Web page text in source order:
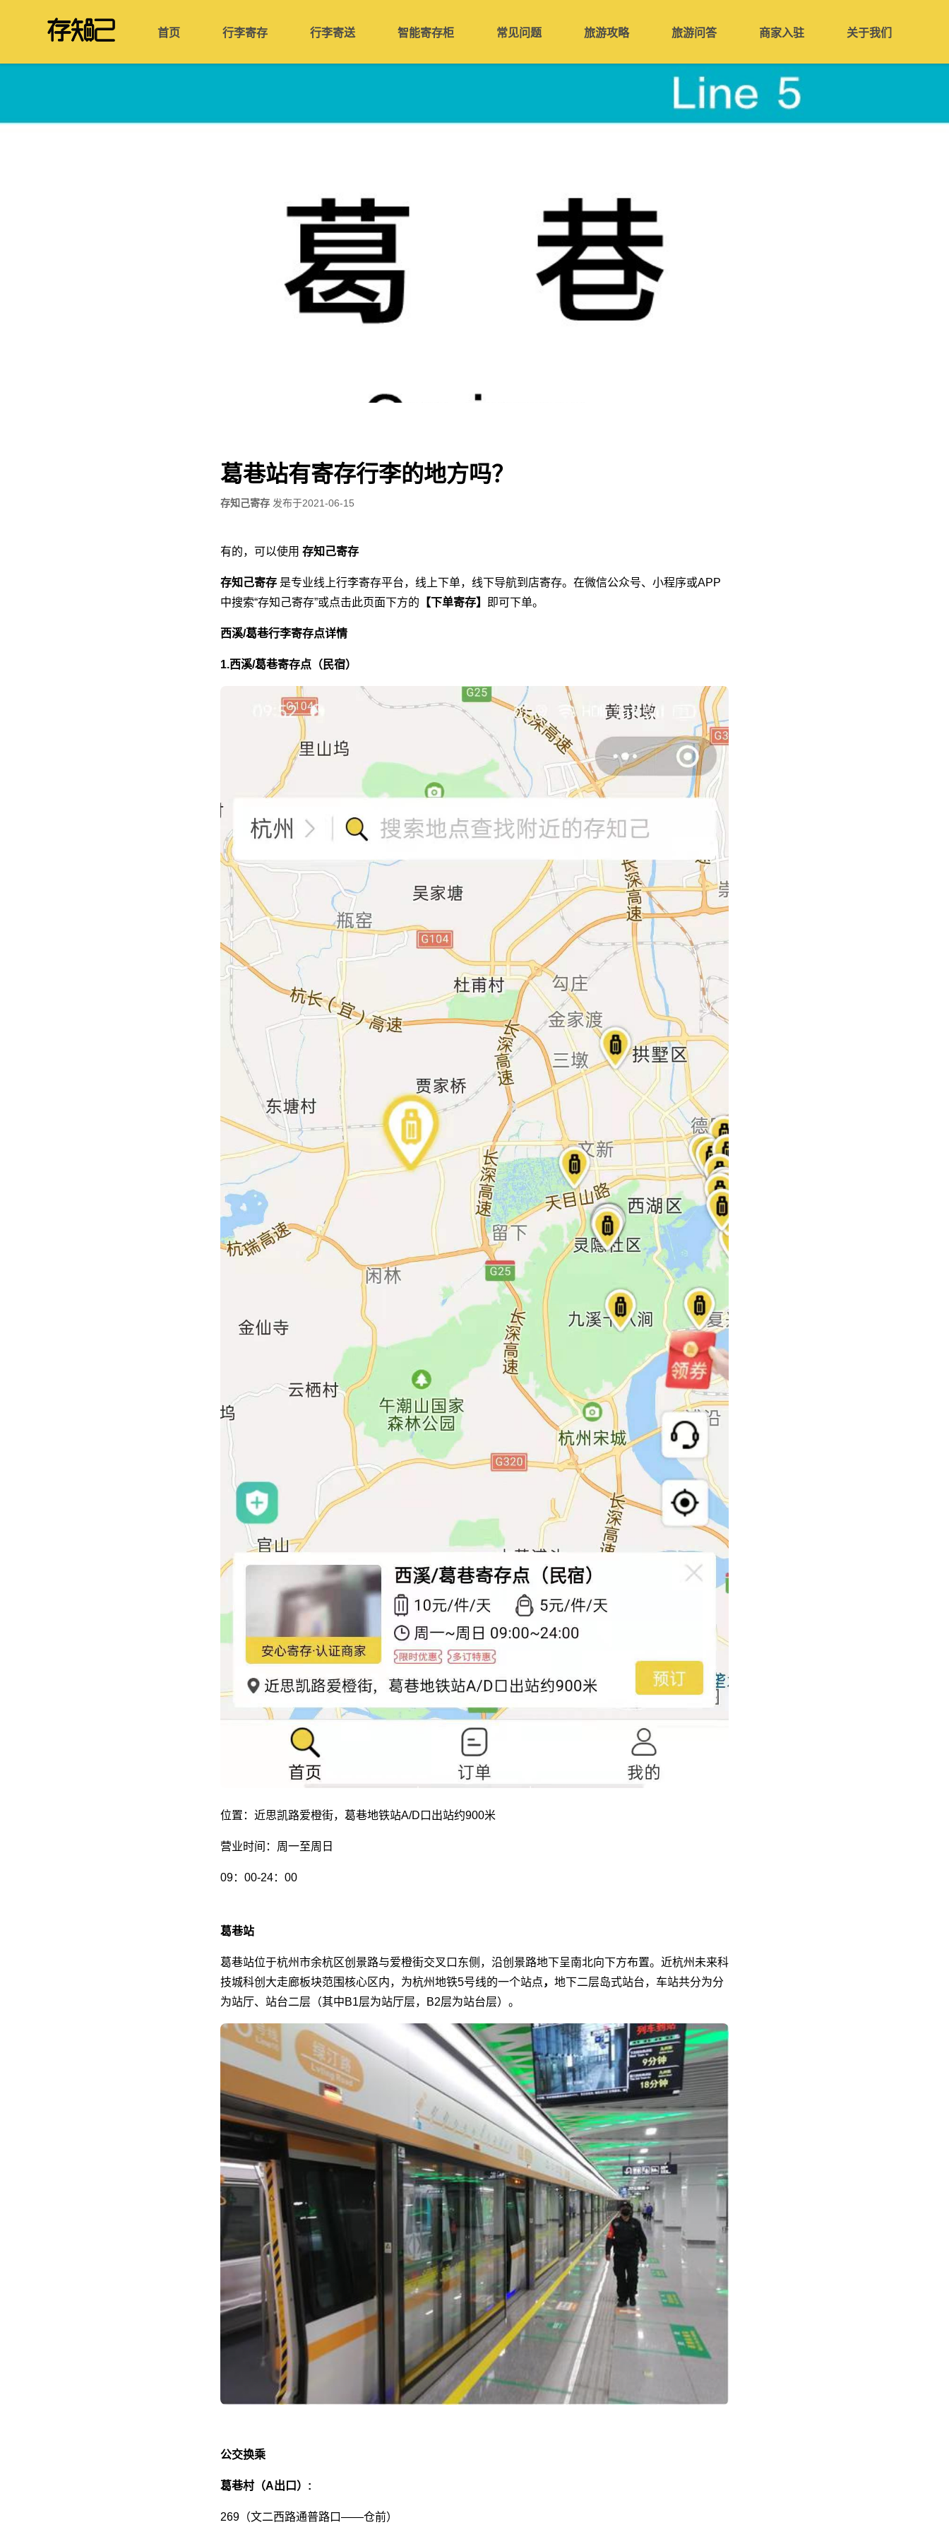
首页 行李寄存 行李寄送 智能寄存柜 常见问题 旅游攻略 旅游问答 商家入驻 关于我们
葛巷站有寄存行李的地方吗？
存知己寄存 发布于2021-06-15
有的，可以使用 存知己寄存
存知己寄存 是专业线上行李寄存平台，线上下单，线下导航到店寄存。在微信公众号、小程序或APP
中搜索“存知己寄存”或点击此页面下方的 【下单寄存】 即可下单。
西溪/葛巷行李寄存点详情
1.西溪/葛巷寄存点（民宿）
位置：近思凯路爱橙街，葛巷地铁站A/D口出站约900米
营业时间：周一至周日
09：00-24：00
葛巷站
葛巷站位于杭州市余杭区创景路与爱橙街交叉口东侧，沿创景路地下呈南北向下方布置。近杭州未来科
技城科创大走廊板块范围核心区内，为杭州地铁5号线的一个站点， 地下二层岛式站台，车站共分为分
为站厅、站台二层（其中B1层为站厅层，B2层为站台层）。
公交换乘
葛巷村（A出口）:
269（文二西路通普路口——仓前）